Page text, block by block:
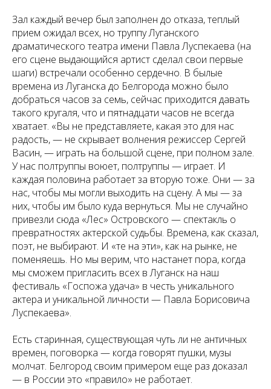
Зал каждый вечер был заполнен до отказа, теплый
прием ожидал всех, но труппу Луганского
драматического театра имени Павла Луспекаева (на
его сцене выдающийся артист сделал свои первые
шаги) встречали особенно сердечно. В былые
времена из Луганска до Белгорода можно было
добраться часов за семь, сейчас приходится давать
такого кругаля, что и пятнадцати часов не всегда
хватает. «Вы не представляете, какая это для нас
радость, — не скрывает волнения режиссер Сергей
Васин, — играть на большой сцене, при полном зале.
У нас полтруппы воюет, полтруппы — играет. И
каждая половина работает за вторую тоже. Они — за
нас, чтобы мы могли выходить на сцену. А мы — за
них, чтобы им было куда вернуться. Мы не случайно
привезли сюда «Лес» Островского — спектакль о
превратностях актерской судьбы. Времена, как сказал,
поэт, не выбирают. И «те на эти», как на рынке, не
поменяешь. Но мы верим, что настанет пора, когда
мы сможем пригласить всех в Луганск на наш
фестиваль «Госпожа удача» в честь уникального
актера и уникальной личности — Павла Борисовича
Луспекаева».
Есть старинная, существующая чуть ли не античных
времен, поговорка — когда говорят пушки, музы
молчат. Белгород своим примером еще раз доказал
— в России это «правило» не работает.